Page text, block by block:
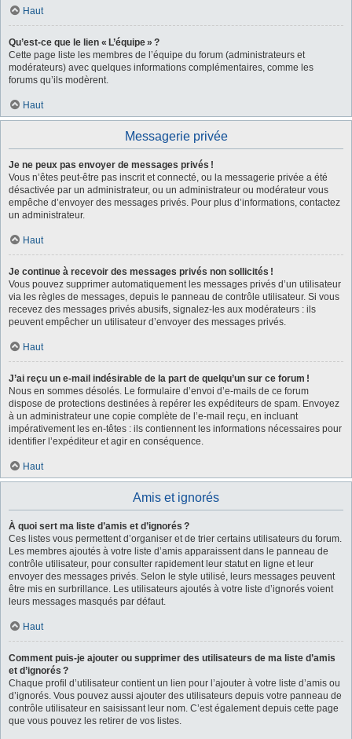
Haut
Qu’est-ce que le lien « L’équipe » ?
Cette page liste les membres de l’équipe du forum (administrateurs et
modérateurs) avec quelques informations complémentaires, comme les
forums qu’ils modèrent.
Haut
Messagerie privée
Je ne peux pas envoyer de messages privés !
Vous n’êtes peut-être pas inscrit et connecté, ou la messagerie privée a été
désactivée par un administrateur, ou un administrateur ou modérateur vous
empêche d’envoyer des messages privés. Pour plus d’informations, contactez
un administrateur.
Haut
Je continue à recevoir des messages privés non sollicités !
Vous pouvez supprimer automatiquement les messages privés d’un utilisateur
via les règles de messages, depuis le panneau de contrôle utilisateur. Si vous
recevez des messages privés abusifs, signalez-les aux modérateurs : ils
peuvent empêcher un utilisateur d’envoyer des messages privés.
Haut
J’ai reçu un e-mail indésirable de la part de quelqu’un sur ce forum !
Nous en sommes désolés. Le formulaire d’envoi d’e-mails de ce forum
dispose de protections destinées à repérer les expéditeurs de spam. Envoyez
à un administrateur une copie complète de l’e-mail reçu, en incluant
impérativement les en-têtes : ils contiennent les informations nécessaires pour
identifier l’expéditeur et agir en conséquence.
Haut
Amis et ignorés
À quoi sert ma liste d’amis et d’ignorés ?
Ces listes vous permettent d’organiser et de trier certains utilisateurs du forum.
Les membres ajoutés à votre liste d’amis apparaissent dans le panneau de
contrôle utilisateur, pour consulter rapidement leur statut en ligne et leur
envoyer des messages privés. Selon le style utilisé, leurs messages peuvent
être mis en surbrillance. Les utilisateurs ajoutés à votre liste d’ignorés voient
leurs messages masqués par défaut.
Haut
Comment puis-je ajouter ou supprimer des utilisateurs de ma liste d’amis
et d’ignorés ?
Chaque profil d’utilisateur contient un lien pour l’ajouter à votre liste d’amis ou
d’ignorés. Vous pouvez aussi ajouter des utilisateurs depuis votre panneau de
contrôle utilisateur en saisissant leur nom. C’est également depuis cette page
que vous pouvez les retirer de vos listes.